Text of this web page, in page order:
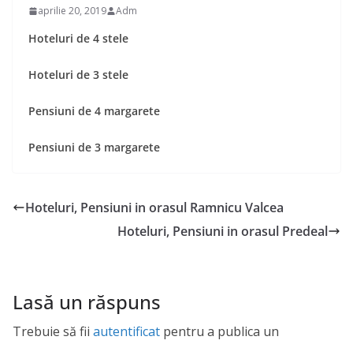
aprilie 20, 2019 Adm
Hoteluri de 4 stele
Hoteluri de 3 stele
Pensiuni de 4 margarete
Pensiuni de 3 margarete
Hoteluri, Pensiuni in orasul Ramnicu Valcea
Hoteluri, Pensiuni in orasul Predeal
Lasă un răspuns
Trebuie să fii autentificat pentru a publica un